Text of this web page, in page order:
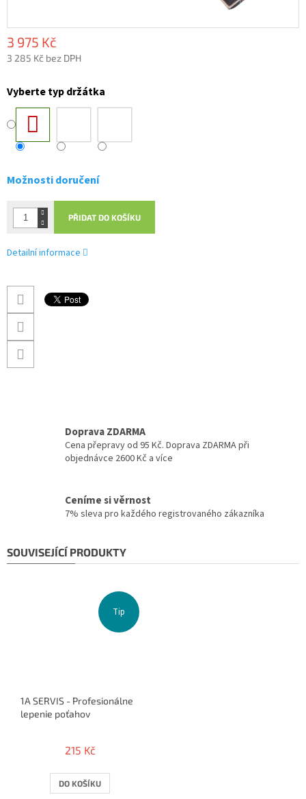
3 975 Kč
3 285 Kč bez DPH
cena:
Vyberte typ držátka
Možnosti doručení
PŘIDAT DO KOŠÍKU
Detailní informace
Doprava ZDARMA
Cena přepravy od 95 Kč. Doprava ZDARMA při
objednávce 2600 Kč a více
Ceníme si věrnost
7% sleva pro každého registrovaného zákazníka
SOUVISEJÍCÍ PRODUKTY
Tip
1A SERVIS - Profesionálne
lepenie poťahov
215 Kč
DO KOŠÍKU